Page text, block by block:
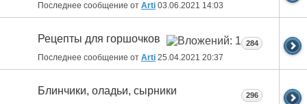
Последнее сообщение от Arti 03.06.2021 14:03
Рецепты для горшочков
Последнее сообщение от Arti 25.04.2021 20:37
284
Блинчики, оладьи, сырники 296